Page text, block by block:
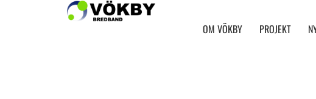
OM VÖKBY PROJEKT